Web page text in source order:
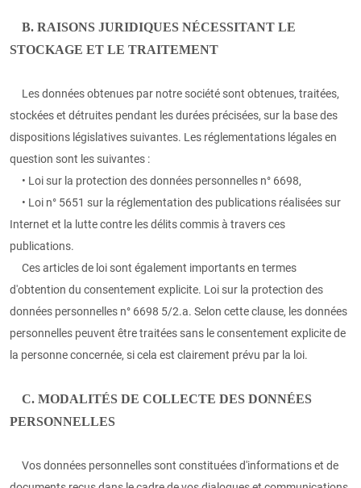
B. RAISONS JURIDIQUES NÉCESSITANT LE
STOCKAGE ET LE TRAITEMENT
Les données obtenues par notre société sont obtenues, traitées,
stockées et détruites pendant les durées précisées, sur la base des
dispositions législatives suivantes. Les réglementations légales en
question sont les suivantes :
• Loi sur la protection des données personnelles n° 6698,
• Loi n° 5651 sur la réglementation des publications réalisées sur
Internet et la lutte contre les délits commis à travers ces
publications.
Ces articles de loi sont également importants en termes
d'obtention du consentement explicite. Loi sur la protection des
données personnelles n° 6698 5/2.a. Selon cette clause, les données
personnelles peuvent être traitées sans le consentement explicite de
la personne concernée, si cela est clairement prévu par la loi.
C. MODALITÉS DE COLLECTE DES DONNÉES
PERSONNELLES
Vos données personnelles sont constituées d'informations et de